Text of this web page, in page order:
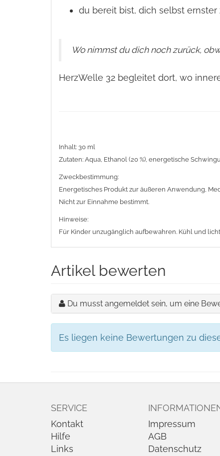
du bereit bist, dich selbst
Wo nimmst du dich noch zurück,
HerzWelle 32 begleitet dort, wo
Inhalt: 30 ml
Zutaten: Aqua, Ethanol (20 %), energetische
Zweckbestimmung:
Energetisches Produkt zur äußeren Anwendung,
Nicht zur Einnahme bestimmt.
Hinweise:
Für Kinder unzugänglich aufbewahren. Kühl und
Artikel bewerten
Du musst angemeldet sein, um eine
Es liegen keine Bewertungen zu
SERVICE
Kontakt
Hilfe
Links
Impressum
AGB
Datenschutz